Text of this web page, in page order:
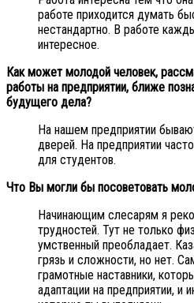
работе приходится думать
нестандартно. В работе
интересное.
Как может молодой человек,
работы на предприятии, ближе
будущего дела?
На нашем предприятии
дверей. На предприятии
для студентов.
Что Вы могли бы посоветовать
Начинающим слесарям я
трудностей. Тут не только
умственный преобладает.
грязь и сложности, но нет.
грамотные наставники,
адаптации на предприятии, и